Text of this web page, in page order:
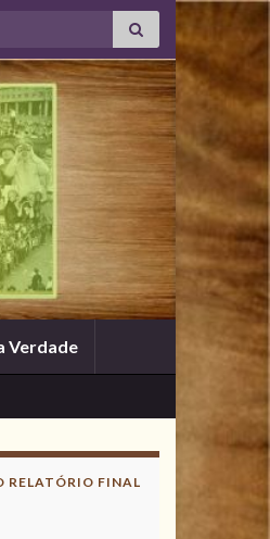
Verdade
RELATÓRIO FINAL